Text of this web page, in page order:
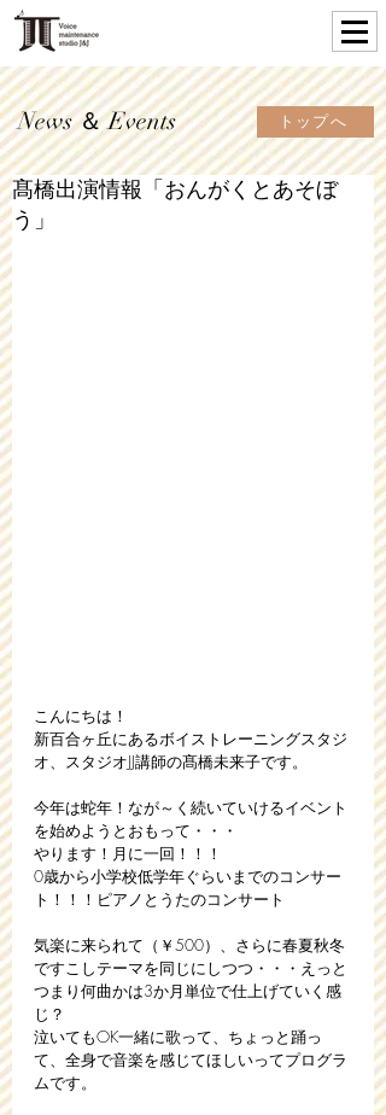
News ＆ Events トップへ
髙橋出演情報「おんがくとあそぼ
う」
こんにちは！
新百合ヶ丘にあるボイストレーニングスタジ
オ、スタジオJJ講師の髙橋未来子です。
今年は蛇年！なが～く続いていけるイベント
を始めようとおもって・・・
やります！月に一回！！！
0歳から小学校低学年ぐらいまでのコンサー
ト！！！ピアノとうたのコンサート
気楽に来られて（￥500）、さらに春夏秋冬
ですこしテーマを同じにしつつ・・・えっと
つまり何曲かは3か月単位で仕上げていく感
じ？
泣いてもOK一緒に歌って、ちょっと踊っ
て、全身で音楽を感じてほしいってプログラ
ムです。